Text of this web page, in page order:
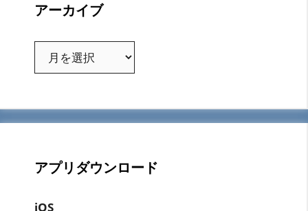
アーカイブ
アプリダウンロード
iOS